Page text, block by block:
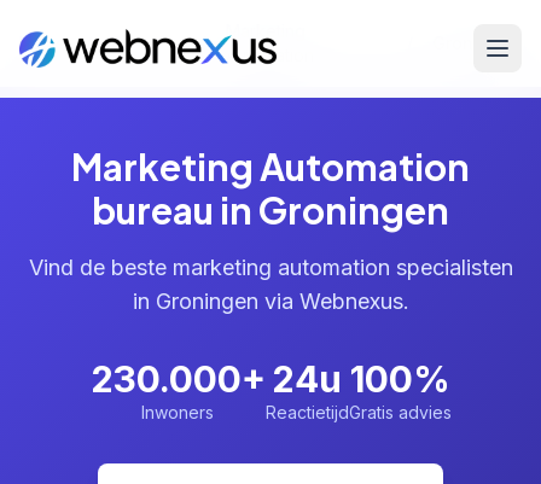
Home / Diensten /
Marketing
Automation
Groningen
Marketing Automation
bureau in Groningen
Vind de beste marketing automation specialisten
in Groningen via Webnexus.
230.000+
Inwoners
24u
Reactietijd
100%
Gratis advies